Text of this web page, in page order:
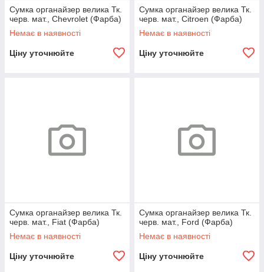
Сумка органайзер велика Тк.
черв. мат., Chevrolet (Фарба)
Немає в наявності
Ціну уточнюйте
Сумка органайзер велика Тк.
черв. мат., Citroen (Фарба)
Немає в наявності
Ціну уточнюйте
Сумка органайзер велика Тк.
черв. мат., Fiat (Фарба)
Немає в наявності
Ціну уточнюйте
Сумка органайзер велика Тк.
черв. мат., Ford (Фарба)
Немає в наявності
Ціну уточнюйте